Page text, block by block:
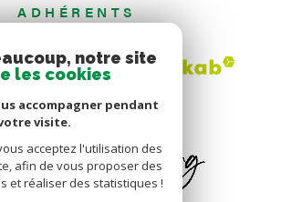
ADHÉRENTS
notre site
les cookies
accompagner pendant
visite.
acceptez l'utilisation des
afin de vous proposer des
et réaliser des statistiques !